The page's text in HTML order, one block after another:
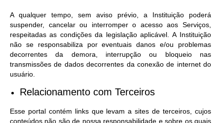
A qualquer tempo, sem aviso prévio, a Instituição poderá
suspender, cancelar ou interromper o acesso aos Serviços,
respeitadas as condições da legislação aplicável. A Instituição
não se responsabiliza por eventuais danos e/ou problemas
decorrentes da demora, interrupção ou bloqueio nas
transmissões de dados decorrentes da conexão de internet do
usuário.
Relacionamento com Terceiros
Esse portal contém links que levam a sites de terceiros, cujos
conteúdos não são de nossa responsabilidade e sobre os quais